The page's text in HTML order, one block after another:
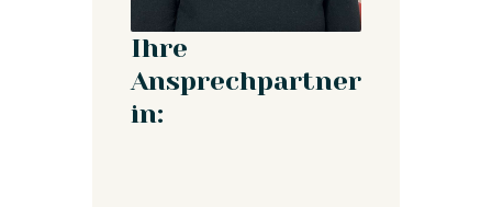
Ihre
Ansprechpartner
in: